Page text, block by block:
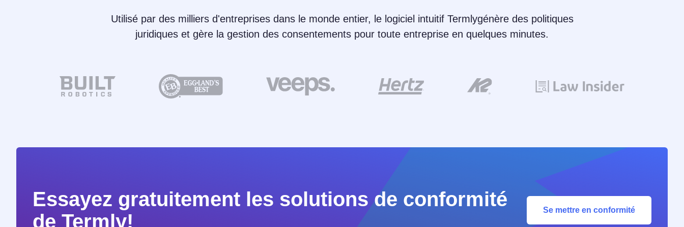
Utilisé par des milliers d'entreprises dans le monde entier, le logiciel intuitif Termlygénère des politiques
juridiques et gère la gestion des consentements pour toute entreprise en quelques minutes.
Essayez gratuitement les solutions de conformité
de Termly!
Se mettre en conformité